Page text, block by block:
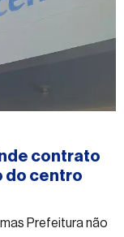
contrato
do centro
Prefeitura não